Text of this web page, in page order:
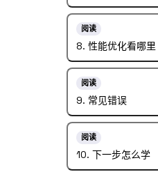
阅读
8. 性能优化看哪里
阅读
9. 常见错误
阅读
10. 下一步怎么学